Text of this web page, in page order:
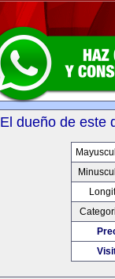
El dueño de este